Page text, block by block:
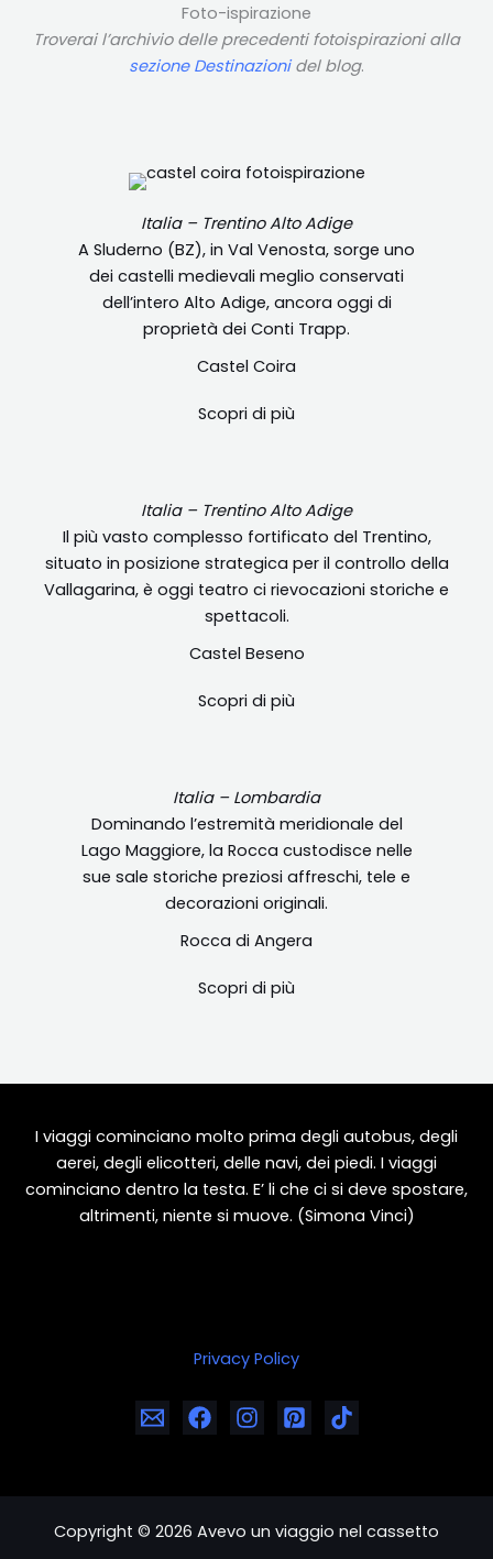
Foto-ispirazione
Troverai l’archivio delle precedenti fotoispirazioni alla
sezione Destinazionidel blog.
Italia – Trentino Alto Adige
A Sluderno (BZ), in Val Venosta, sorge uno
dei castelli medievali meglio conservati
dell’intero Alto Adige, ancora oggi di
proprietà dei Conti Trapp.
Castel Coira
Scopri di più
Italia – Trentino Alto Adige
Il più vasto complesso fortificato del Trentino,
situato in posizione strategica per il controllo della
Vallagarina, è oggi teatro ci rievocazioni storiche e
spettacoli.
Castel Beseno
Scopri di più
Italia – Lombardia
Dominando l’estremità meridionale del
Lago Maggiore, la Rocca custodisce nelle
sue sale storiche preziosi affreschi, tele e
decorazioni originali.
Rocca di Angera
Scopri di più
I viaggi cominciano molto prima degli autobus, degli
aerei, degli elicotteri, delle navi, dei piedi. I viaggi
cominciano dentro la testa. E’ li che ci si deve spostare,
altrimenti, niente si muove. (Simona Vinci)
Privacy Policy
Copyright © 2026 Avevo un viaggio nel cassetto